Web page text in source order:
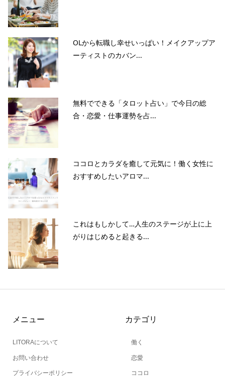
OLから転職し幸せいっぱい！メイクアップア
ーティストのカバン...
無料でできる「タロット占い」で今日の総
合・恋愛・仕事運勢を占...
ココロとカラダを癒して元気に！働く女性に
おすすめしたいアロマ...
これはもしかして…人生のステージが上に上
がりはじめると起きる...
メニュー
LITORAについて
お問い合わせ
プライバシーポリシー
カテゴリ
働く
恋愛
ココロ